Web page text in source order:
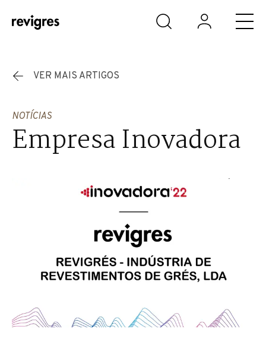
Saltar para o conteúdo principal
VER MAIS ARTIGOS
NOTÍCIAS
Empresa Inovadora